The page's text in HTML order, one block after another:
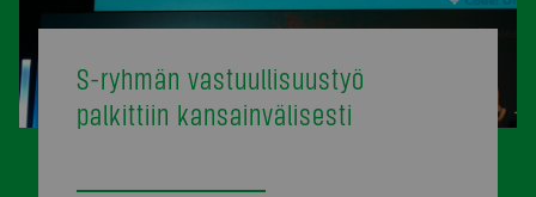
S-ryhmän vastuullisuustyö
palkittiin kansainvälisesti